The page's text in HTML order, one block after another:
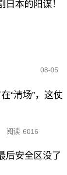
本的阳谋！
08-05
“清场”，这仗
阅读 6016
后安全区没了